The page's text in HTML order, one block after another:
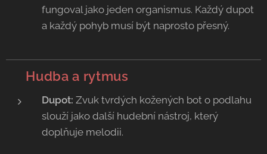
fungoval jako jeden organismus. Každý dupot
a každý pohyb musí být naprosto přesný.
Hudba a rytmus
Dupot: Zvuk tvrdých kožených bot o podlahu
slouží jako další hudební nástroj, který
doplňuje melodii.